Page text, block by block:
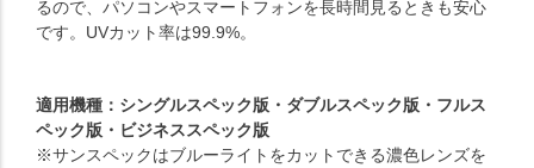
るので、パソコンやスマートフォンを長時間見るときも安心
です。UVカット率は99.9%。
適用機種：シングルスペック版・ダブルスペック版・フルス
ペック版・ビジネススペック版
※サンスペックはブルーライトをカットできる濃色レンズを